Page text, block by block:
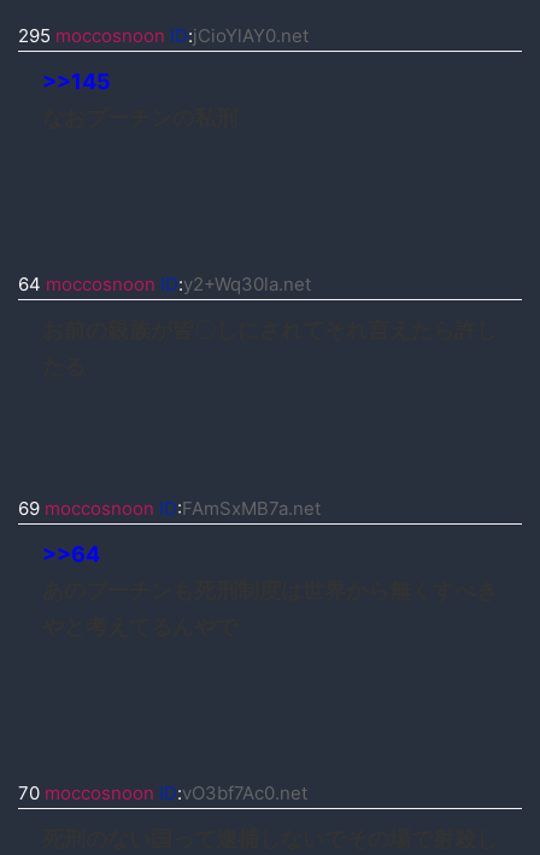
295 moccosnoon ID:jCioYlAY0.net
>>145
64 moccosnoon ID:y2+Wq30la.net
69 moccosnoon ID:FAmSxMB7a.net
>>64
70 moccosnoon ID:vO3bf7Ac0.net